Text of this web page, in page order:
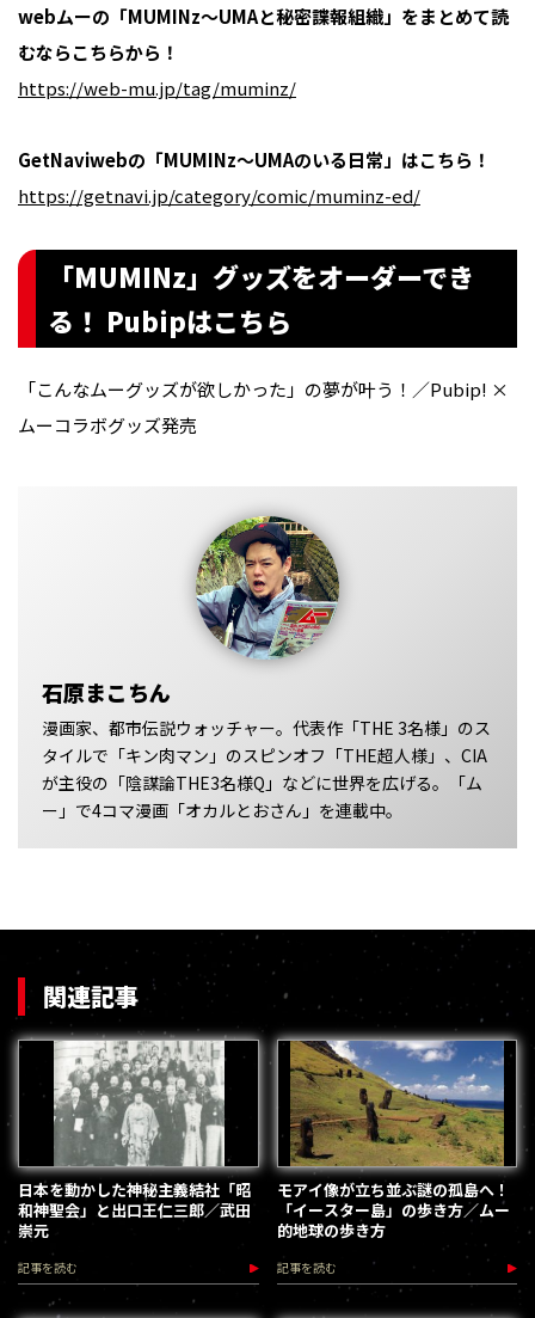
webムーの「MUMINz～UMAと秘密諜報組織」をまとめて読
むならこちらから！
https://web-mu.jp/tag/muminz/
GetNaviwebの「MUMINz～UMAのいる日常」はこちら！
https://getnavi.jp/category/comic/muminz-ed/
「MUMINz」グッズをオーダーでき
る！ Pubipはこちら
「こんなムーグッズが欲しかった」の夢が叶う！／Pubip! ×
ムーコラボグッズ発売
石原まこちん
漫画家、都市伝説ウォッチャー。代表作「THE 3名様」のス
タイルで「キン肉マン」のスピンオフ「THE超人様」、CIA
が主役の「陰謀論THE3名様Q」などに世界を広げる。「ム
ー」で4コマ漫画「オカルとおさん」を連載中。
関連記事
日本を動かした神秘主義結社「昭
和神聖会」と出口王仁三郎／武田
崇元
記事を読む
モアイ像が立ち並ぶ謎の孤島へ！
「イースター島」の歩き方／ムー
的地球の歩き方
記事を読む